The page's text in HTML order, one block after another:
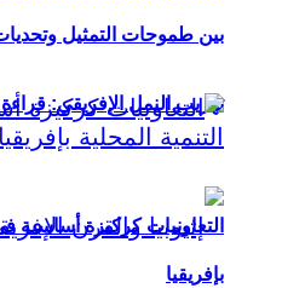
تهريب النمل الإفريقي:
بين طموحات التمثيل
التعاونيات كركيزة أساسية
بإفريقيا